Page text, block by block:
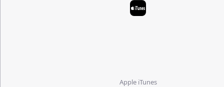
Apple iTunes